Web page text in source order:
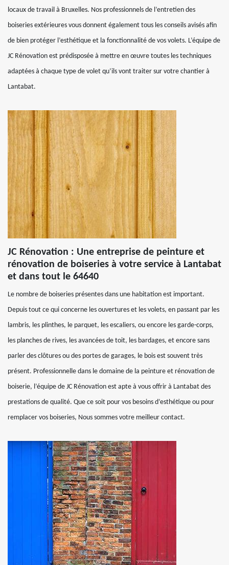
locaux de travail à Bruxelles. Nos professionnels de l’entretien des
boiseries extérieures vous donnent également tous les conseils avisés afin
de bien protéger l’esthétique et la fonctionnalité de vos volets. L’équipe de
JC Rénovation est prédisposée à mettre en œuvre toutes les techniques
adaptées à chaque type de volet qu’ils vont traiter sur votre chantier à
Lantabat.
JC Rénovation : Une entreprise de peinture et
rénovation de boiseries à votre service à Lantabat
et dans tout le 64640
Le nombre de boiseries présentes dans une habitation est important.
Depuis tout ce qui concerne les ouvertures et les volets, en passant par les
lambris, les plinthes, le parquet, les escaliers, ou encore les garde-corps,
les planches de rives, les avancées de toit, les bardages, et encore sans
parler des clôtures ou des portes de garages, le bois est souvent très
présent. Professionnelle dans le domaine de la peinture et rénovation de
boiserie, l’équipe de JC Rénovation est apte à vous offrir à Lantabat des
prestations de qualité. Que ce soit pour vos besoins d’esthétique ou pour
remplacer vos boiseries, Nous sommes votre meilleur contact.